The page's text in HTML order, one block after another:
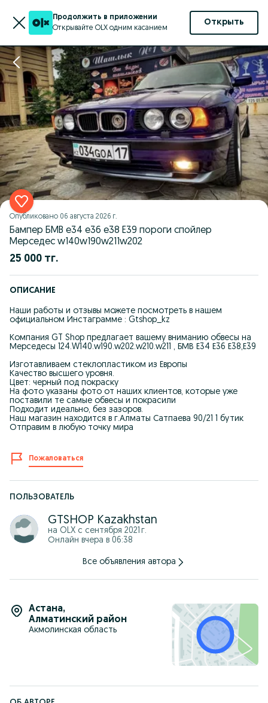
Продолжить в приложении
Открывайте OLX одним касанием
Открыть
Опубликовано 06 августа 2026 г.
Бампер БМВ е34 е36 е38 Е39 пороги спойлер
Мерседес w140w190w211w202
25 000 тг.
ОПИСАНИЕ
Наши работы и отзывы можете посмотреть в нашем
официальном Инстаграмме : Gtshop_kz
Компания GT Shop предлагает вашему вниманию обвесы на
Мерседесы 124.W140.w190.w202.w210.w211 , БМВ Е34 Е36 Е38,Е39
Изготавливаем стеклопластиком из Европы
Качество высшего уровня.
Цвет: черный под покраску
На фото указаны фото от наших клиентов, которые уже
поставили те самые обвесы и покрасили
Подходит идеально, без зазоров.
Наш магазин находится в г.Алматы Сатпаева 90/21 1 бутик
Отправим в любую точку мира
Пожаловаться
ПОЛЬЗОВАТЕЛЬ
GTSHOP Kazakhstan
на OLX с сентября 2021 г.
Онлайн вчера в 06:38
Все объявления автора
Астана,
Алматинский район
Акмолинская область